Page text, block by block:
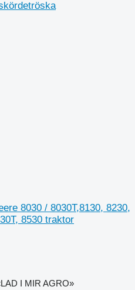
8030 / 8030T,8130, 8230,
8530 traktor
I MIR AGRO»